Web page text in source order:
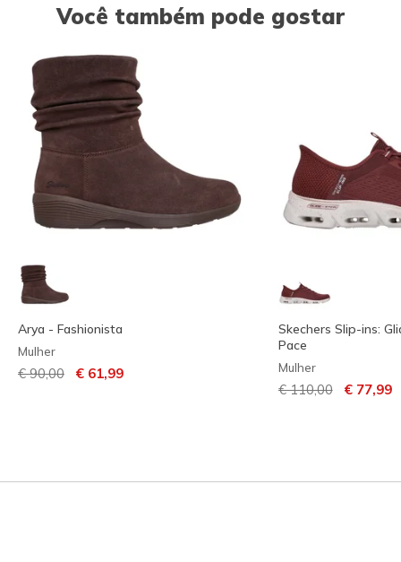
Você também pode gostar
Arya - Fashionista
Mulher
Preço com desconto de
€ 90,00 para
€ 61,99
Skechers Slip-ins:
Pace
Mulher
Preço com
€ 110,00para
€ 77,99